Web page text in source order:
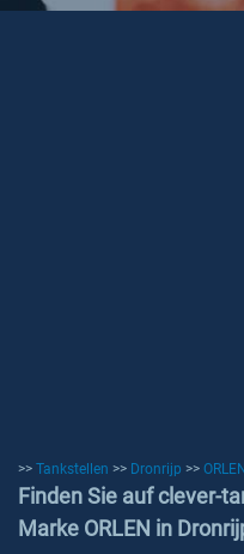
>> Tankstellen >> Dronrijp >> ORLEN
Finden Sie auf clever-
Marke ORLEN in